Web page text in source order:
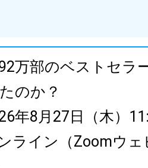
万部のベストセラ
のか？
年8月27日（木）
ライン（Zoomウェ